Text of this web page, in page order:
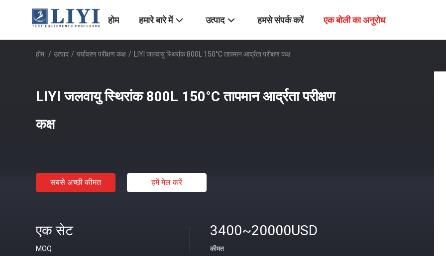
होम हमारे बारे में उत्पाद हमसे संपर्क करें एक बोली का अनुरोध
होम / उत्पाद / पर्यावरण परीक्षण कक्ष / LIYI जलवायु स्थिरांक 800L 150°C तापमान आर्द्रता परीक्षण कक्ष
LIYI जलवायु स्थिरांक 800L 150°C तापमान आर्द्रता परीक्षण
कक्ष
सबसे अच्छी कीमत हमें मेल करें
एक सेट
MOQ
3400~20000USD
कीमत